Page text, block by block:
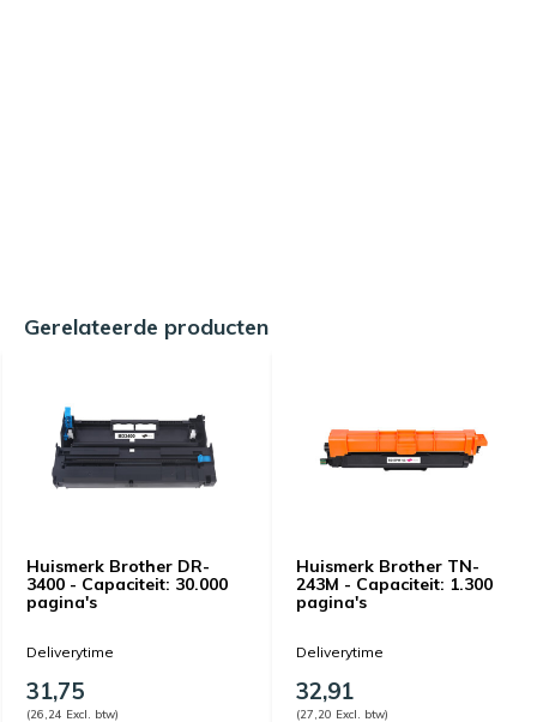
Gerelateerde producten
Huismerk Brother DR-
3400 - Capaciteit: 30.000
pagina's
Deliverytime
31,75
(26,24 Excl. btw)
Huismerk Brother TN-
243M - Capaciteit: 1.300
pagina's
Deliverytime
32,91
(27,20 Excl. btw)